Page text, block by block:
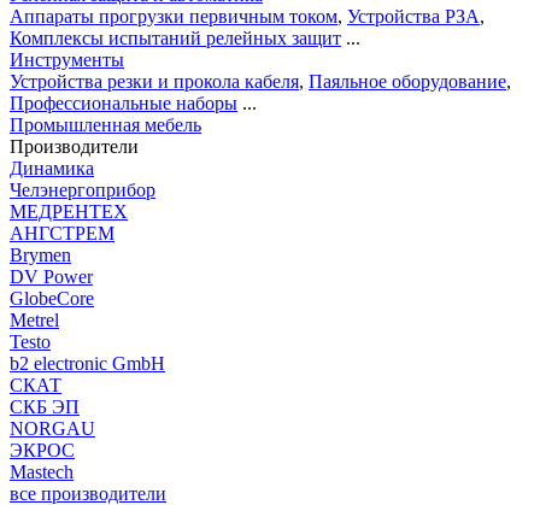
Аппараты прогрузки первичным током, Устройства РЗА,
Комплексы испытаний релейных защит ...
Инструменты
Устройства резки и прокола кабеля, Паяльное оборудование,
Профессиональные наборы ...
Промышленная мебель
Производители
Динамика
Челэнергоприбор
МЕДРЕНТЕХ
АНГСТРЕМ
Brymen
DV Power
GlobeCore
Metrel
Testo
b2 electronic GmbH
СКАТ
СКБ ЭП
NORGAU
ЭКРОС
Mastech
все производители